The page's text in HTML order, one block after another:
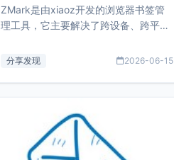
ZMark是由xiaoz开发的浏览器书签管
理工具，它主要解决了跨设备、跨平
做到一处部署、随处访问。同时，它还
量级： 使用Bun + Hono.js
分享发现 2026-06-15